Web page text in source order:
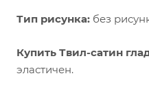
Тип рисунка: без
Купить Твил-сатин
эластичен.